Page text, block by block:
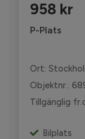
958 kr
P-Plats
Ort:
Objektnr.:
Tillgänglig
Bilplats